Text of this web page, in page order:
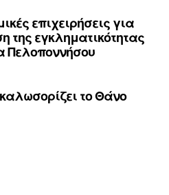
επιχειρήσεις για
της εγκληματικότητας
Πελοποννήσου
το Θάνο